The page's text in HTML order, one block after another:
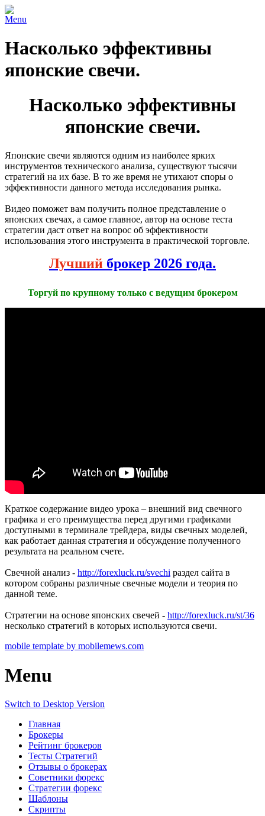
Menu
Насколько эффективны
японские свечи.
Насколько эффективны
японские свечи.
Японские свечи являются одним из наиболее ярких
инструментов технического анализа, существуют тысячи
стратегий на их базе. В то же время не утихают споры о
эффективности данного метода исследования рынка.
Видео поможет вам получить полное представление о
японских свечах, а самое главное, автор на основе теста
стратегии даст ответ на вопрос об эффективности
использования этого инструмента в практической торговле.
Лучший брокер 2026 года.
Торгуй по крупному только с ведущим брокером
Краткое содержание видео урока – внешний вид свечного
графика и его преимущества перед другими графиками
доступными в терминале трейдера, виды свечных моделей,
как работает данная стратегия и обсуждение полученного
результата на реальном счете.
Свечной анализ - http://forexluck.ru/svechi раздел сайта в
котором собраны различные свечные модели и теория по
данной теме.
Стратегии на основе японских свечей - http://forexluck.ru/st/36
несколько стратегий в которых используются свечи.
mobile template by mobilemews.com
Menu
Switch to Desktop Version
Главная
Брокеры
Рейтинг брокеров
Тесты Стратегий
Отзывы о брокерах
Советники форекс
Стратегии форекс
Шаблоны
Скрипты